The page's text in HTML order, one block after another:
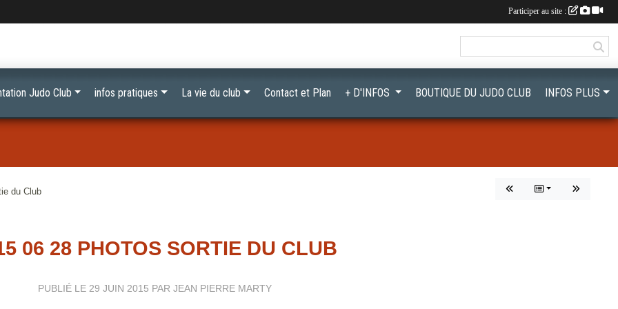
du Club
06 28 PHOTOS SORTIE DU CLUB
PUBLIÉ LE 29 JUIN 2015 PAR JEAN PIERRE MARTY
Judo Club infos pratiques La vie du club Contact et Plan + D'INFOS BOUTIQUE DU JUDO CLUB INFOS PLUS
Participer au site :